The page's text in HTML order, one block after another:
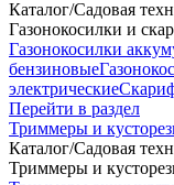
Каталог/Садовая
Газонокосилки и
Газонокосилки
бензиновые
электрические
Перейти в раздел
Триммеры и
Каталог/Садовая
Триммеры и